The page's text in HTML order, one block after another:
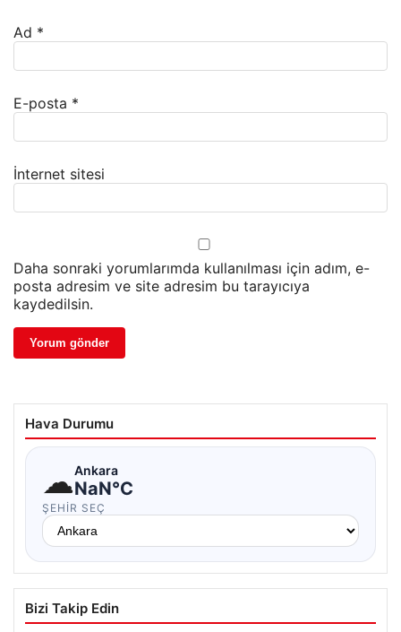
Ad *
E-posta *
İnternet sitesi
Daha sonraki yorumlarımda kullanılması için adım, e-
posta adresim ve site adresim bu tarayıcıya
kaydedilsin.
Hava Durumu
☁Ankara
NaN°C
ŞEHIR SEÇ
Bizi Takip Edin